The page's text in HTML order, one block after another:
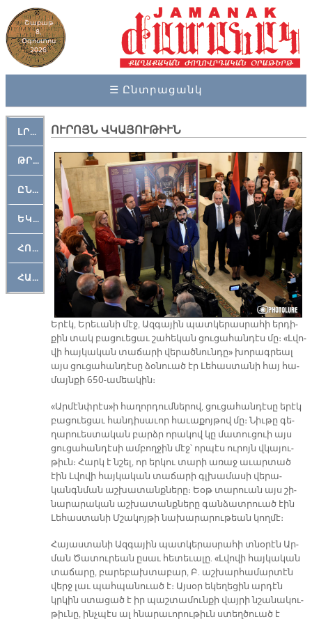
Շաբաթ
8,
Օգոստոս
2026
☰ Ընտրացանկ
ԼՐԱՀՈՍ
ԹՐՔԱՀԱՅ ԿԵԱՆՔ
ԸՆԿԵՐԱՄՇԱԿՈՒԹԱՅԻՆ
ԵԿԵՂԵՑԱԿԱՆ
ՀՈԳԵՄՏԱՒՈՐ
ՀԱՐԹԱԿ
ՈՒՐՈՅՆ ՎԿԱՅՈՒԹԻՒՆ
Ե­րէկ, Ե­րե­ւա­նի մէջ, Ազ­գա­յին պատ­կե­րաս­րա­հի եր­դի­
քին տակ բա­ցուե­ցաւ շա­հե­կան ցու­ցա­հան­դէս մը։ «Լվո­
վի հայ­կա­կան տա­ճա­րի վե­րած­նուն­դը» խո­րագ­րեալ
այս ցու­ցա­հան­դէ­սը ձօ­նուած էր Լե­հաս­տա­նի հայ հա­
մայն­քի 650-ա­մեա­կին։
«Ար­մէնփ­րէս»ի հա­ղոր­դում­նե­րով, ցու­ցա­հան­դէ­սը ե­րէկ
բա­ցուե­ցաւ հան­դի­սա­ւոր հա­ւա­քոյ­թով մը։ Նիւ­թը գե­
ղա­րուես­տա­կան բարձր ո­րա­կով կը մա­տու­ցուի այս
ցու­ցա­հան­դէ­սի ամ­բող­ջին մէջ՝ որ­պէս ու­րոյն վկա­յու­
թիւն։ Հարկ է նշել, որ եր­կու տա­րի ա­ռաջ ա­ւար­տած
էին Լվո­վի հայ­կա­կան տա­ճա­րի գլխա­մա­սի վե­րա­
կանգն­ման աշ­խա­տանք­նե­րը։ Եօթ տա­րուան այս շի­
նա­րա­րա­կան աշ­խա­տանք­նե­րը գան­ձատ­րուած էին
Լե­հաս­տա­նի Մշա­կոյ­թի նա­խա­րա­րու­թեան կող­մէ։
Հա­յաս­տա­նի Ազ­գա­յին պատ­կե­րաս­րա­հի տնօ­րէն Ար­
ման Ծա­տու­րեան ը­սաւ հե­տե­ւա­լը. «Լվո­վի հայ­կա­կան
տա­ճա­րը, բա­րե­բախ­տա­բար, Բ. աշ­խար­հա­մար­տէն
վերջ լաւ պահ­պա­նուած է։ Այ­սօր ե­կե­ղե­ցին ար­դէն
կրկին ստա­ցած է իր պաշ­տա­մուն­քի վայ­րի նշա­նա­կու­
թիւ­նը, ինչ­պէս ալ հնա­րա­ւո­րու­թիւն ստեղ­ծուած է